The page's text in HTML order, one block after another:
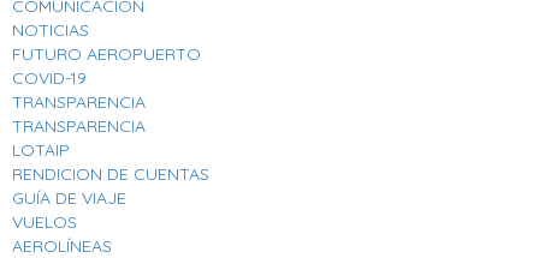
COMUNICACIÓN
NOTICIAS
FUTURO AEROPUERTO
COVID-19
TRANSPARENCIA
TRANSPARENCIA
LOTAIP
RENDICION DE CUENTAS
GUÍA DE VIAJE
VUELOS
AEROLÍNEAS